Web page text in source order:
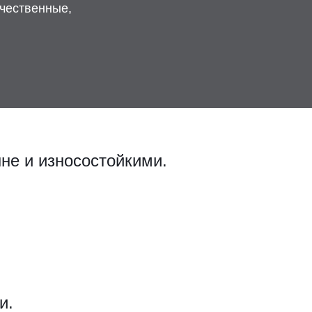
и износостойкими.